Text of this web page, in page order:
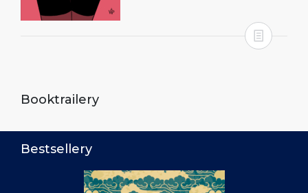
Booktrailery
Bestsellery